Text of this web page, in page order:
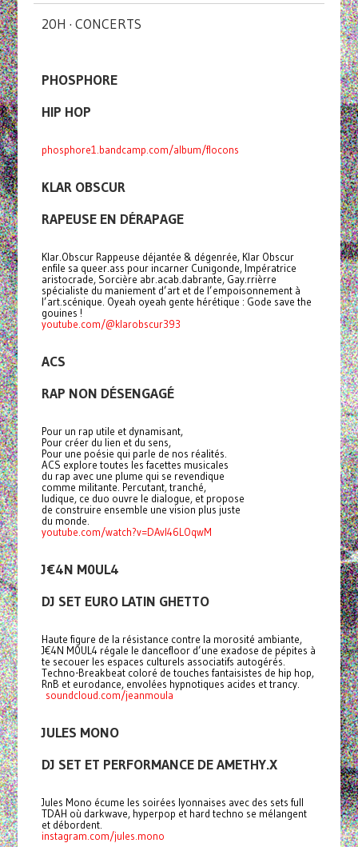
20H · CONCERTS
PHOSPHORE
HIP HOP
phosphore1.bandcamp.com/album/flocons
KLAR OBSCUR
RAPEUSE EN DÉRAPAGE
Klar.Obscur Rappeuse déjantée & dégenrée, Klar Obscur
enfile sa queer.ass pour incarner Cunigonde, Impératrice
aristocrade, Sorcière abr.acab.dabrante, Gay.rrièrre
spécialiste du maniement d’art et de l’empoisonnement à
l’art.scénique. Oyeah oyeah gente hérétique : Gode save the
gouines !
youtube.com/@klarobscur393
ACS
RAP NON DÉSENGAGÉ
Pour un rap utile et dynamisant,
Pour créer du lien et du sens,
Pour une poésie qui parle de nos réalités.
ACS explore toutes les facettes musicales
du rap avec une plume qui se revendique
comme militante. Percutant, tranché,
ludique, ce duo ouvre le dialogue, et propose
de construire ensemble une vision plus juste
du monde.
youtube.com/watch?v=DAvI46LOqwM
J€4N M0UL4
DJ SET EURO LATIN GHETTO
Haute figure de la résistance contre la morosité ambiante,
J€4N M0UL4 régale le dancefloor d’une exadose de pépites à
te secouer les espaces culturels associatifs autogérés.
Techno-Breakbeat coloré de touches fantaisistes de hip hop,
RnB et eurodance, envolées hypnotiques acides et trancy.
soundcloud.com/jeanmoula
JULES MONO
DJ SET ET PERFORMANCE DE AMETHY.X
Jules Mono écume les soirées lyonnaises avec des sets full
TDAH où darkwave, hyperpop et hard techno se mélangent
et débordent.
instagram.com/jules.mono